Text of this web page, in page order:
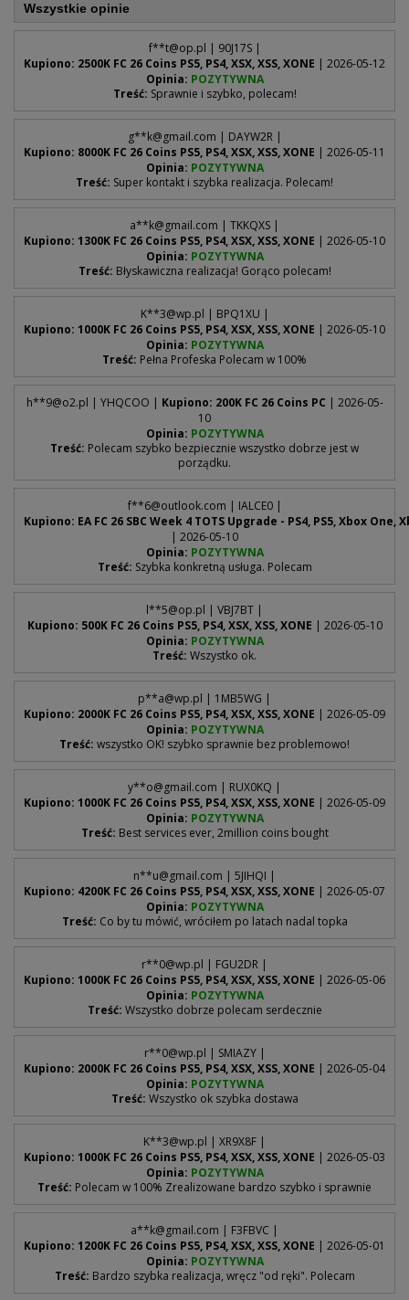
Wszystkie opinie
f**t@op.pl | 90J17S |
Kupiono: 2500K FC 26 Coins PS5, PS4, XSX, XSS, XONE | 2026-05-12
Opinia: POZYTYWNA
Treść: Sprawnie i szybko, polecam!
g**k@gmail.com | DAYW2R |
Kupiono: 8000K FC 26 Coins PS5, PS4, XSX, XSS, XONE | 2026-05-11
Opinia: POZYTYWNA
Treść: Super kontakt i szybka realizacja. Polecam!
a**k@gmail.com | TKKQXS |
Kupiono: 1300K FC 26 Coins PS5, PS4, XSX, XSS, XONE | 2026-05-10
Opinia: POZYTYWNA
Treść: Błyskawiczna realizacja! Gorąco polecam!
K**3@wp.pl | BPQ1XU |
Kupiono: 1000K FC 26 Coins PS5, PS4, XSX, XSS, XONE | 2026-05-10
Opinia: POZYTYWNA
Treść: Pełna Profeska Polecam w 100%
h**9@o2.pl | YHQCOO | Kupiono: 200K FC 26 Coins PC | 2026-05-
10
Opinia: POZYTYWNA
Treść: Polecam szybko bezpiecznie wszystko dobrze jest w
porządku.
f**6@outlook.com | IALCE0 |
Kupiono: EA FC 26 SBC Week 4 TOTS Upgrade - PS4, PS5, Xbox One,
| 2026-05-10
Opinia: POZYTYWNA
Treść: Szybka konkretną usługa. Polecam
l**5@op.pl | VBJ7BT |
Kupiono: 500K FC 26 Coins PS5, PS4, XSX, XSS, XONE | 2026-05-10
Opinia: POZYTYWNA
Treść: Wszystko ok.
p**a@wp.pl | 1MB5WG |
Kupiono: 2000K FC 26 Coins PS5, PS4, XSX, XSS, XONE | 2026-05-09
Opinia: POZYTYWNA
Treść: wszystko OK! szybko sprawnie bez problemowo!
y**o@gmail.com | RUX0KQ |
Kupiono: 1000K FC 26 Coins PS5, PS4, XSX, XSS, XONE | 2026-05-09
Opinia: POZYTYWNA
Treść: Best services ever, 2million coins bought
n**u@gmail.com | 5JIHQI |
Kupiono: 4200K FC 26 Coins PS5, PS4, XSX, XSS, XONE | 2026-05-07
Opinia: POZYTYWNA
Treść: Co by tu mówić, wróciłem po latach nadal topka
r**0@wp.pl | FGU2DR |
Kupiono: 1000K FC 26 Coins PS5, PS4, XSX, XSS, XONE | 2026-05-06
Opinia: POZYTYWNA
Treść: Wszystko dobrze polecam serdecznie
r**0@wp.pl | SMIAZY |
Kupiono: 2000K FC 26 Coins PS5, PS4, XSX, XSS, XONE | 2026-05-04
Opinia: POZYTYWNA
Treść: Wszystko ok szybka dostawa
K**3@wp.pl | XR9X8F |
Kupiono: 1000K FC 26 Coins PS5, PS4, XSX, XSS, XONE | 2026-05-03
Opinia: POZYTYWNA
Treść: Polecam w 100% Zrealizowane bardzo szybko i sprawnie
a**k@gmail.com | F3FBVC |
Kupiono: 1200K FC 26 Coins PS5, PS4, XSX, XSS, XONE | 2026-05-01
Opinia: POZYTYWNA
Treść: Bardzo szybka realizacja, wręcz "od ręki". Polecam